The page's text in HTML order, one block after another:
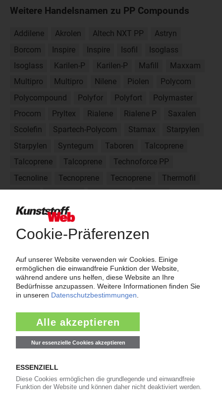
Weitere Handelsnamen zu PP Compounds
Addilene Akrolen Altech NXT PP
Astryn
Borcom
Inspire Inspire Isofil
Isoglass
Isoglass
Karilen-P Karilen-P Mafill
Maxxam
Multipro
Multipro Nilene Piolen
Polycom
Polycompound
Polyfor Polyfort
Polymaster
Procom
Pryltex Rialene Rialene P
Saxalen
Scolefin
Spartech-Polycom Stamax
Starpylen
Starpylen
Syntegum Taboren
Talcoprene
Talcoprene
Talcoprene
Technoforce PP
Tecnoline
Tecnoprene Tecnoprene
Thermofil
Hostacom
Elan
Über das KunststoffWeb
Als einer der Internet-Pioniere der Kunststoffindustrie
versorgt das KunststoffWeb bereits seit 1996 die Fach-
Nachrichten rund um das Thema "Kunststoffe". Im Fokus
der Berichterstattung ist dabei die Preisentwicklung für
Kunststoffe sowie Märkte, Unternehmen, Produkte,